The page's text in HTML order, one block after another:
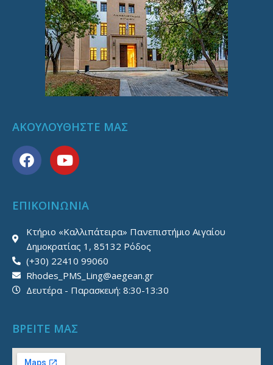
ΑΚΟΥΛΟΥΘΗΣΤΕ ΜΑΣ
F
a
c
b
o
o
k
Y
o
u
u
b
e
ΕΠΙΚΟΙΝΩΝΙΑ
Κτήριο «Καλλιπάτειρα» Πανεπιστήμιο Αιγαίου
Δημοκρατίας 1, 85132 Ρόδος
(+30) 22410 99060
Rhodes_PMS_Ling@aegean.gr
Δευτέρα - Παρασκευή: 8:30-13:30
ΒΡΕΙΤΕ ΜΑΣ